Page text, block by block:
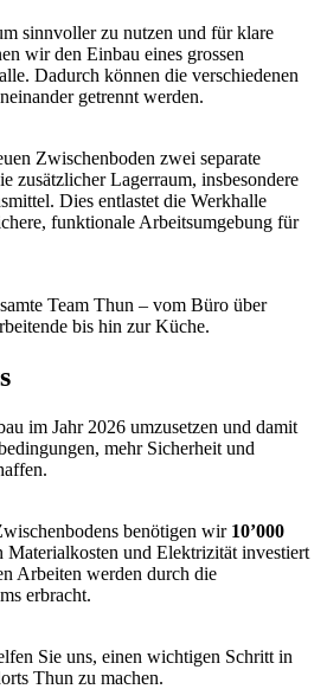
sinnvoller zu nutzen und für klare
wir den Einbau eines grossen
Dadurch können die verschiedenen
getrennt werden.
Zwischenboden zwei separate
zusätzlicher Lagerraum, insbesondere
Dies entlastet die Werkhalle
funktionale Arbeitsumgebung für
Team Thun – vom Büro über
bis hin zur Küche.
im Jahr 2026 umzusetzen und damit
mehr Sicherheit und
benötigen wir 10’000
Materialkosten und Elektrizität investiert
Arbeiten werden durch die
erbracht.
Sie uns, einen wichtigen Schritt in
Thun zu machen.